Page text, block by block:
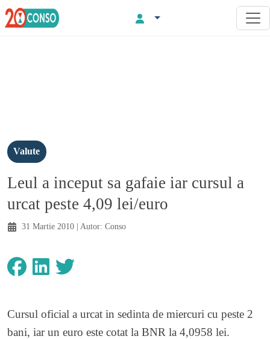
Valute
Leul a inceput sa gafaie iar cursul a
urcat peste 4,09 lei/euro
31 Martie 2010 | Autor: Conso
Cursul oficial a urcat in sedinta de miercuri cu peste 2
bani, iar un euro este cotat la BNR la 4,0958 lei.